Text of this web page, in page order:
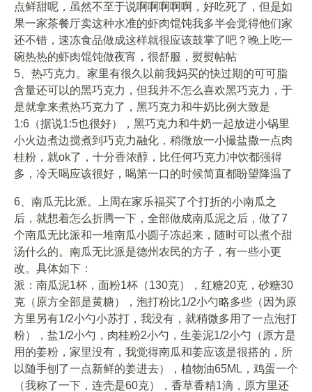
点鲜甜呢，虽然不至于说啊啊啊啊啊，好吃死了，但是如
果一家茶餐厅卖这种水准的虾肉馄饨我多半会觉得他们家
还不错，速冻食品做成这样就很应该鼓掌了吧？晚上吃一
碗热热的虾肉馄饨做夜宵，很舒服，熨熨帖帖
5、热巧克力。家里有很久以前我妈买的快过期的可可脂
含量还可以的黑巧克力，但我并不怎么喜欢黑巧克力，于
是就拿来煮热巧克力了，黑巧克力和牛奶比例大致是
1:6（据说1:5也很好），黑巧克力和牛奶一起放进小锅里
小火边煮边搅煮到巧克力融化，稍微放一小撮盐撒一点肉
桂粉，就ok了，十分香浓醇，比任何巧克力冲饮都强得
多，冷天喝应该很好，喝第一口的时候简直都盼望降温了
6、南瓜无比派。上周在家乐福买了个打折的小南瓜之
后，就想着怎么折腾一下，全部做成南瓜泥之后，做了7
个南瓜无比派和一堆南瓜小圆子冻起来，随时可以煮个甜
汤什么的。南瓜无比派是德州农民的方子，有一些小更
改。具体如下：
派：南瓜泥1杯，面粉1杯（130克），红糖20克，砂糖30
克（原方全部是黄糖），泡打粉比1/2小勺略多些（因为原
方里另有1/2小勺小苏打，我没有，就稍微多用了一点泡打
粉），盐1/2小勺，肉桂粉2小勺，生姜泥1/2小勺（原方是
用的姜粉，家里没有，我觉得南瓜和姜应该是很搭的，所
以随手刨了一点新鲜的姜进去），植物油65ML，鸡蛋一个
（我称了一下，连壳是60克），香草香精1滴，原方里还